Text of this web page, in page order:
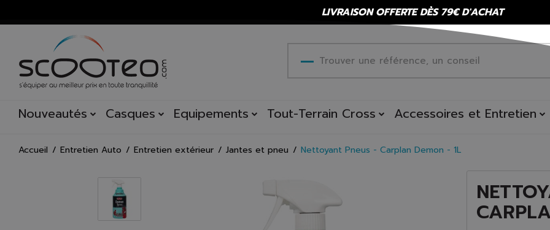
LIVRAISON OFFERTE DÈS 79€ D'ACHAT
Nouveautés Casques Equipements Tout-Terrain Cross Accessoires et Entretien
Accueil Entretien Auto Entretien extérieur Jantes et pneu Nettoyant Pneus - Carplan Demon - 1L